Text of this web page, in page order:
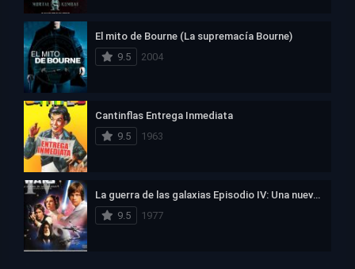
El mito de Bourne (La supremacía Bourne)
9.5
2004
Cantinflas Entrega Inmediata
9.5
1963
La guerra de las galaxias Episodio IV: Una nueva esperanza
9.5
1977